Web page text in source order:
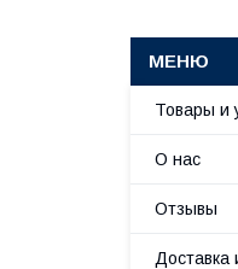
Товары и
О нас
Отзывы
Доставка